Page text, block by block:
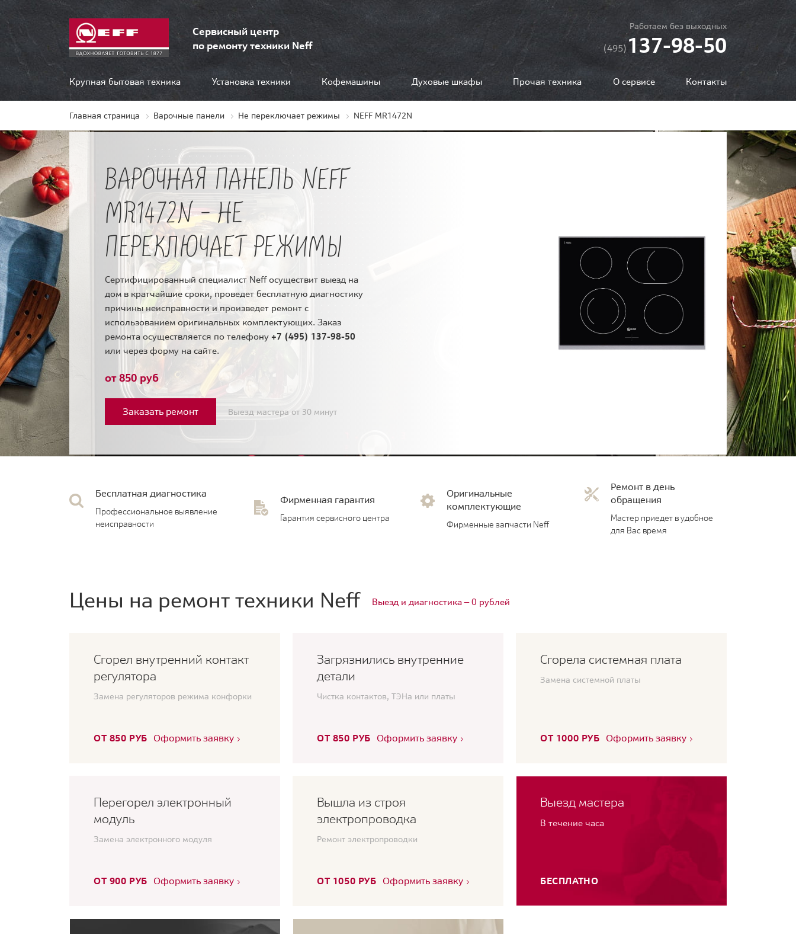
Сервисный центр
по ремонту техники Neff
Работаем без выходных
(495)137-98-50
Крупная бытовая техника Установка техники Кофемашины Духовые шкафы Прочая техника О сервисе Контакты
Главная страница Варочные панели Не переключает режимы NEFF MR1472N
ВАРОЧНАЯ ПАНЕЛЬ NEFF
MR1472N - НЕ
ПЕРЕКЛЮЧАЕТ РЕЖИМЫ
Сертифицированный специалист Neff осуществит выезд на
дом в кратчайшие сроки, проведет бесплатную диагностику
причины неисправности и произведет ремонт с
использованием оригинальных комплектующих. Заказ
ремонта осуществляется по телефону +7 (495) 137-98-50
или через форму на сайте.
от 850 руб
Заказать ремонт Выезд мастера от 30 минут
Бесплатная диагностика
Профессиональное выявление
неисправности
Фирменная гарантия
Гарантия сервисного центра
Оригинальные
комплектующие
Фирменные запчасти Neff
Ремонт в день
обращения
Мастер приедет в удобное
для Вас время
Цены на ремонт техники Neff Выезд и диагностика — 0 рублей
Сгорел внутренний контакт
регулятора
Замена регуляторов режима конфорки
ОТ 850 РУБ Оформить заявку
Загрязнились внутренние
детали
Чистка контактов, ТЭНа или платы
ОТ 850 РУБ Оформить заявку
Сгорела системная плата
Замена системной платы
ОТ 1000 РУБ Оформить заявку
Перегорел электронный
модуль
Замена электронного модуля
ОТ 900 РУБ Оформить заявку
Вышла из строя
электропроводка
Ремонт электропроводки
ОТ 1050 РУБ Оформить заявку
Выезд мастера
В течение часа
БЕСПЛАТНО